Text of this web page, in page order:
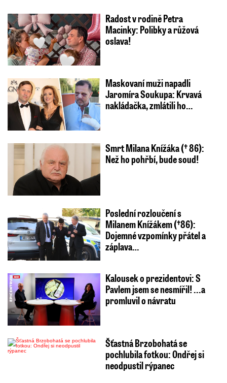
Radost v rodině Petra
Macinky: Polibky a růžová
oslava!
Maskovaní muži napadli
Jaromíra Soukupa: Krvavá
nakládačka, zmlátili ho…
Smrt Milana Knížáka († 86):
Než ho pohřbí, bude soud!
Poslední rozloučení s
Milanem Knížákem (†86):
Dojemné vzpomínky přátel a
záplava…
Kalousek o prezidentovi: S
Pavlem jsem se nesmířil! ...a
promluvil o návratu
Šťastná Brzobohatá se
pochlubila fotkou: Ondřej si
neodpustil rýpanec